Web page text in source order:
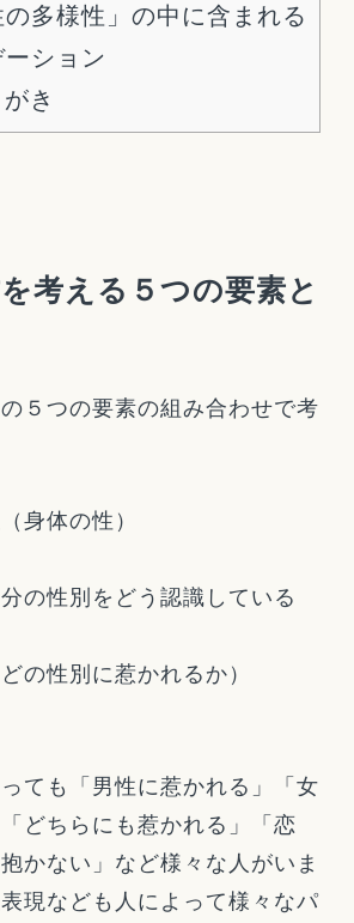
多様性」の中に含まれる
ション
き
考える５つの要素と
５つの要素の組み合わせで考
身体の性）
の性別をどう認識している
の性別に惹かれるか）
ても「男性に惹かれる」「女
どちらにも惹かれる」「恋
かない」など様々な人がいま
現なども人によって様々なパ